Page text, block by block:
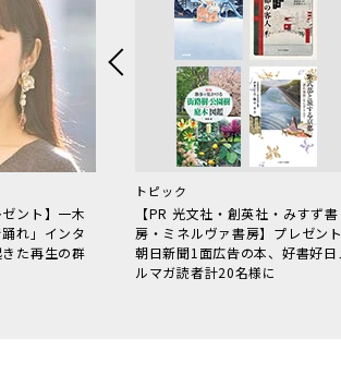
ント】一木
れ」インタ
た再生の群
トピック
【PR 光文社・創英社・みすず書
房・ミネルヴァ書房】プレゼント
朝日新聞1面広告の本、好書好日
ルマガ読者計20名様に